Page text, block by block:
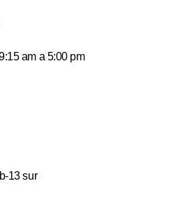
am a 5:00 pm
13 sur